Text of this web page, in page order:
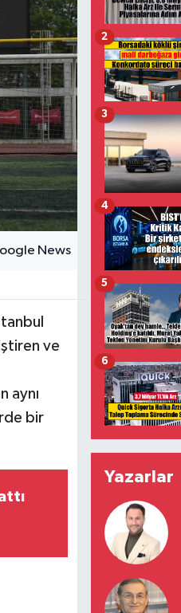
ve
aynı
bir
2
3
4
5
6
Yazarlar